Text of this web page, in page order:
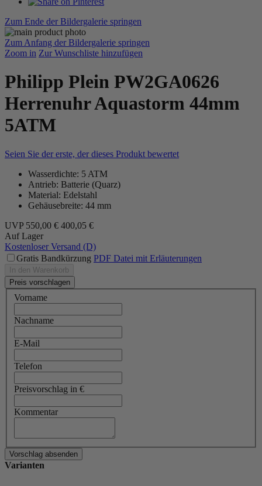
Zum Ende der Bildergalerie springen
Zum Anfang der Bildergalerie springen
Zoom in Zur Wunschliste hinzufügen
Philipp Plein PW2GA0626
Herrenuhr Aquastorm 44mm
5ATM
Seien Sie der erste, der dieses Produkt bewertet
Wasserdichte: 5 ATM
Antrieb: Batterie (Quarz)
Material: Edelstahl
Gehäusebreite: 44 mm
UVP 550,00 € 400,05 €
Auf Lager
Kostenloser Versand (D)
Gratis Bandkürzung PDF Datei mit Erläuterungen
In den Warenkorb
Preis vorschlagen
Vorname
Nachname
E-Mail
Telefon
Preisvorschlag in €
Kommentar
Varianten